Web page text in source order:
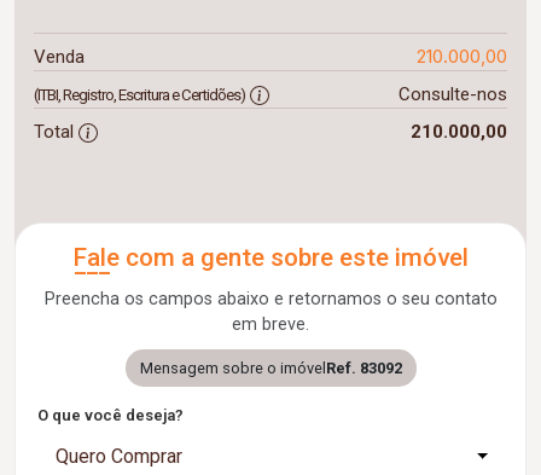
Venda 210.000,00
(ITBI, Registro, Escritura e Certidões)
Consulte-nos
Total
210.000,00
Fale com a gente sobre este imóvel
Preencha os campos abaixo e retornamos o seu contato
em breve.
Mensagem sobre o imóvel Ref. 83092
O que você deseja?
Quero Comprar